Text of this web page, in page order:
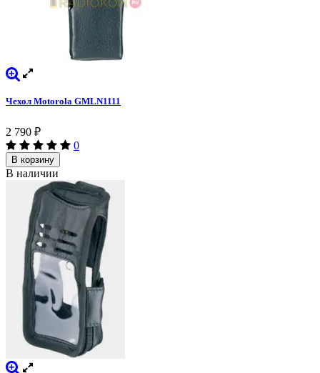
Чехол Motorola GMLN1111
2 790 ₽
0
В корзину
В наличии